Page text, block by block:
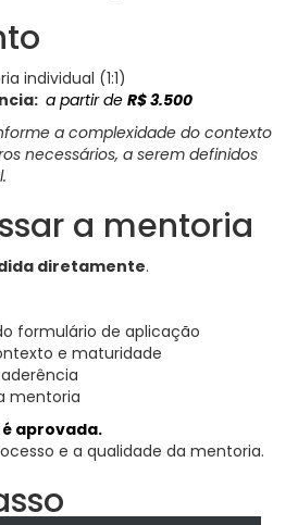
individual (1:1)
a partir de R$ 3.500
a complexidade do contexto
necessários, a serem definidos
a mentoria
diretamente.
formulário de aplicação
e maturidade
mentoria
aprovada.
e a qualidade da mentoria.